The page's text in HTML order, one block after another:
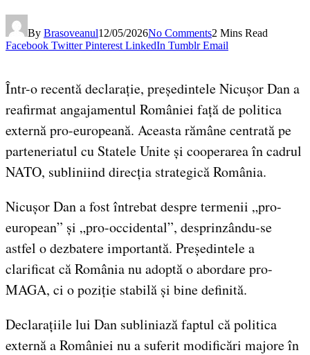
By Brasoveanul12/05/2026No Comments2 Mins Read
Facebook Twitter Pinterest LinkedIn Tumblr Email
Într-o recentă declarație, președintele Nicușor Dan a
reafirmat angajamentul României față de politica
externă pro-europeană. Aceasta rămâne centrată pe
parteneriatul cu Statele Unite și cooperarea în cadrul
NATO, subliniind direcția strategică România.
Nicușor Dan a fost întrebat despre termenii „pro-
european” și „pro-occidental”, desprinzându-se
astfel o dezbatere importantă. Președintele a
clarificat că România nu adoptă o abordare pro-
MAGA, ci o poziție stabilă și bine definită.
Declarațiile lui Dan subliniază faptul că politica
externă a României nu a suferit modificări majore în